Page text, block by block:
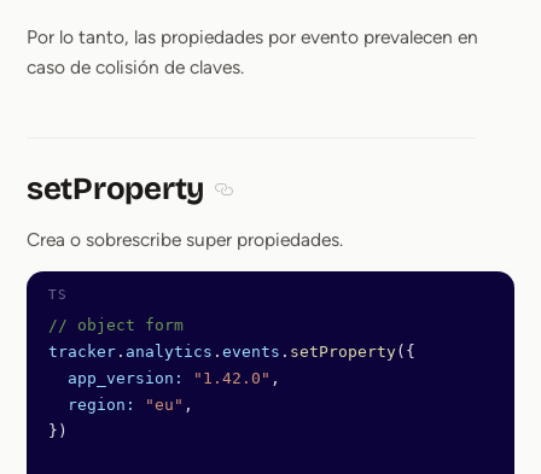
Por lo tanto, las propiedades por evento prevalecen en
caso de colisión de claves.
setProperty
Crea o sobrescribe super propiedades.
// object form
tracker . analytics . events . setProperty({
  app_version:
"1.42.0" ,
  region:
"eu" ,
})